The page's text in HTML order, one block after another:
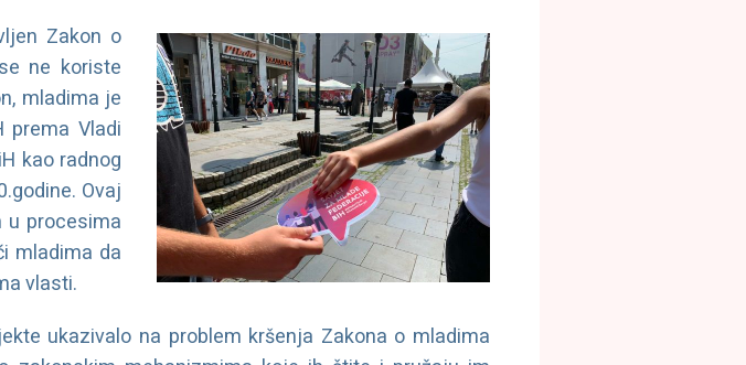
Zakon o
ne koriste
mladima je
prema Vladi
kao radnog
Ovaj
u procesima
mladima da
vlasti.
ukazivalo na problem kršenja Zakona o mladima